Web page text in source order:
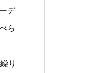
デ
ら
り